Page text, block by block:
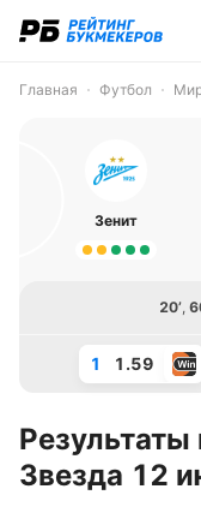
Главная Футбол
Зенит
20’,
1 1.59
Звезда 12